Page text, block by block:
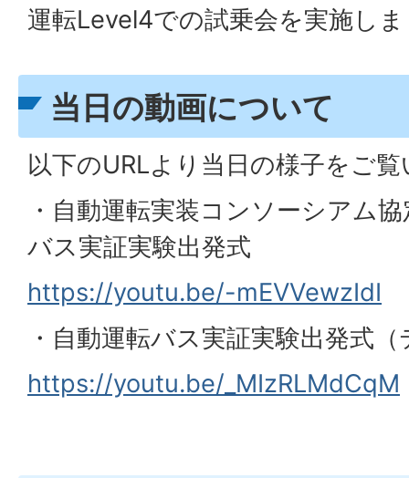
運転Level4での試乗会を実施し
当日の動画について
以下のURLより当日の様子をご
・自動運転実装コンソーシアム
バス実証実験出発式
https://youtu.be/-mEVVewzIdI
・自動運転バス実証実験出発式
https://youtu.be/_MIzRLMdCqM